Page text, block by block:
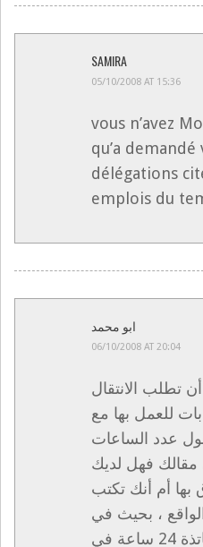
SAMIRA
05/10/2008 AT 15:36
vous n’avez
qu’a
délégations
emplois du
ابو محمد
06/10/2008 AT 20:04
أن تطلب الانتقال
للعمل بها مع
عدد الساعات
مقالك فهل لديك
بها أم أنك تكتب
، بحيث في
نيابة بركان يدرس الأساتذة 24 ساعة في